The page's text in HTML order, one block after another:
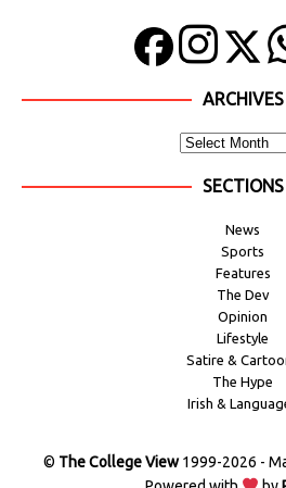
ARCHIVES
SECTIONS
News
Sports
Features
The Dev
Opinion
Lifestyle
Satire &
The Hype
Irish &
© The College View1999-2026 -